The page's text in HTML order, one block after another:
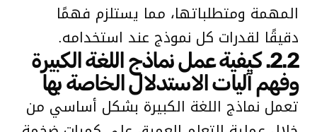
المهمة ومتطلباتها، مما يستلزم فهمًا
دقيقًا لقدرات كل نموذج عند استخدامه.
2.2. كيفية عمل نماذج اللغة الكبيرة
وفهم آليات الاستدلال الخاصة بها
تعمل نماذج اللغة الكبيرة بشكل أساسي من